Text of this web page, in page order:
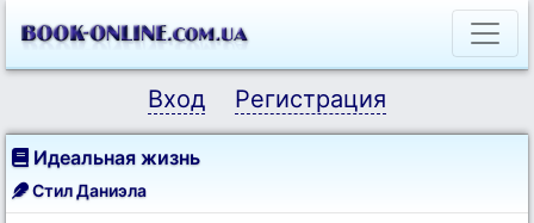
Вход Регистрация
Идеальная жизнь
Стил Даниэла